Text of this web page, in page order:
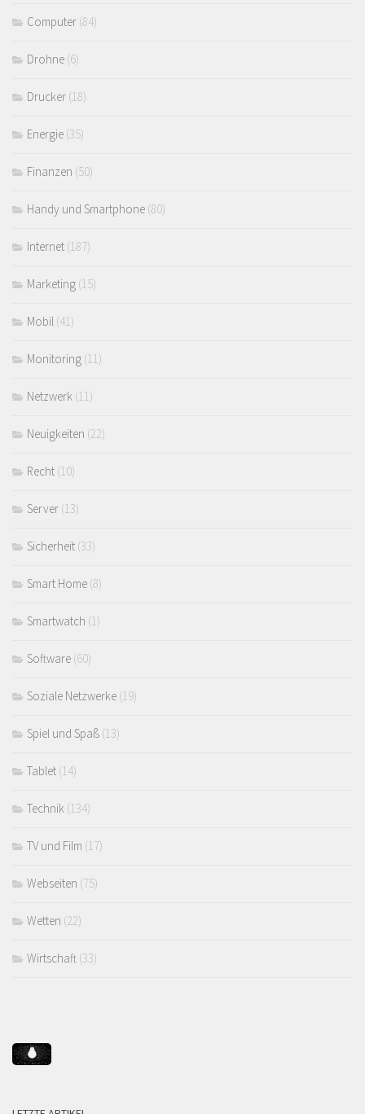
Computer (84)
Drohne (6)
Drucker (18)
Energie (35)
Finanzen (50)
Handy und Smartphone (80)
Internet (187)
Marketing (15)
Mobil (41)
Monitoring (11)
Netzwerk (11)
Neuigkeiten (22)
Recht (10)
Server (13)
Sicherheit (33)
Smart Home (8)
Smartwatch (1)
Software (60)
Soziale Netzwerke (19)
Spiel und Spaß (13)
Tablet (14)
Technik (134)
TV und Film (17)
Webseiten (75)
Wetten (22)
Wirtschaft (33)